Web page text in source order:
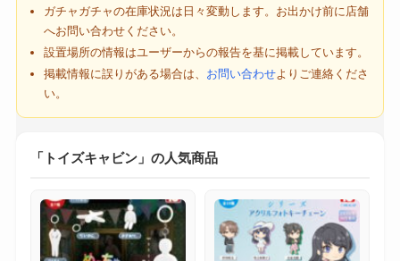
ガチャガチャの在庫状況は日々変動します。お出かけ前に店舗
へお問い合わせください。
設置場所の情報はユーザーからの報告を基に掲載しています。
掲載情報に誤りがある場合は、 お問い合わせよりご連絡くださ
い。
「トイズキャビン」の人気商品